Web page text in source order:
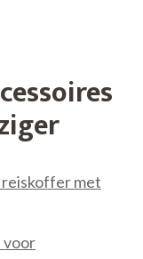
met
voor